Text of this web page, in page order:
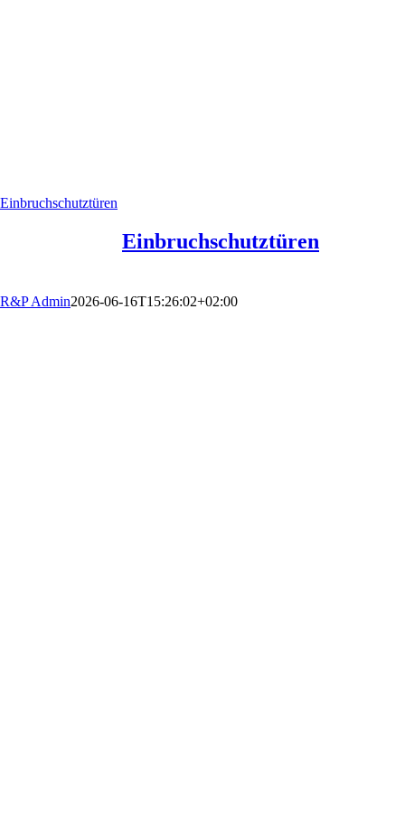
Einbruchschutztüren
Einbruchschutztüren
R&P Admin2026-06-16T15:26:02+02:00